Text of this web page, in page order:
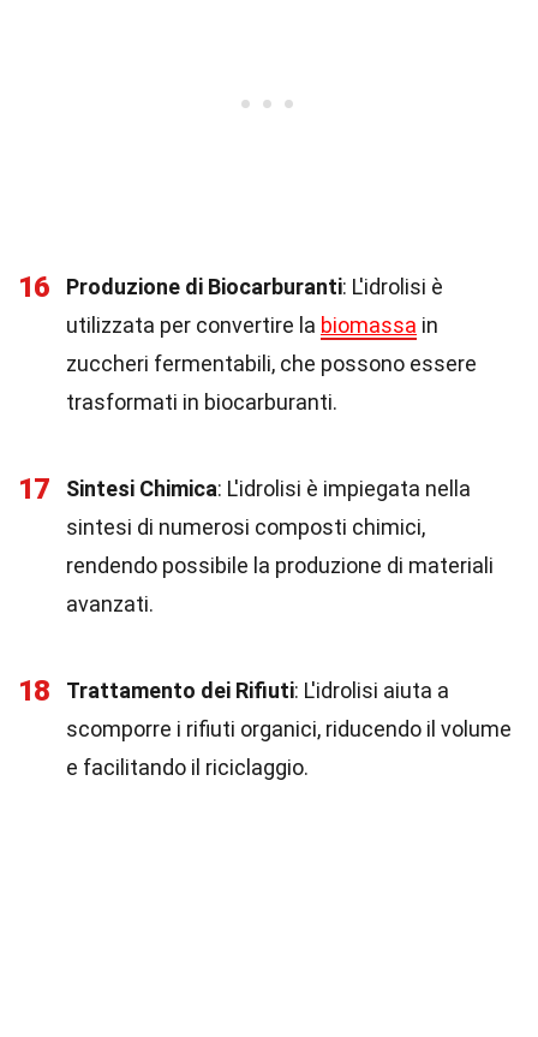
16 Produzione di Biocarburanti: L'idrolisi è
utilizzata per convertire la biomassa in
zuccheri fermentabili, che possono essere
trasformati in biocarburanti.
17 Sintesi Chimica: L'idrolisi è impiegata nella
sintesi di numerosi composti chimici,
rendendo possibile la produzione di materiali
avanzati.
18 Trattamento dei Rifiuti: L'idrolisi aiuta a
scomporre i rifiuti organici, riducendo il volume
e facilitando il riciclaggio.